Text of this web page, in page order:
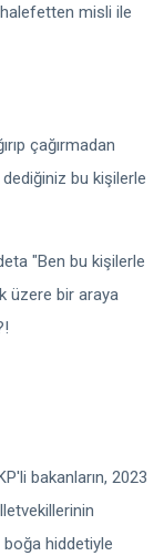
misli ile
çağırmadan
bu kişilerle
"Ben bu kişilerle
üzere bir araya
bakanların, 2023
boğa hiddetiyle